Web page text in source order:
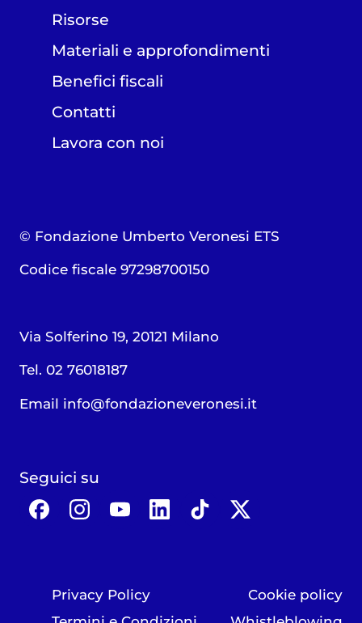
Risorse
Materiali e approfondimenti
Benefici fiscali
Contatti
Lavora con noi
© Fondazione Umberto Veronesi ETS
Codice fiscale 97298700150
Via Solferino 19, 20121 Milano
Tel. 02 76018187
Email info@fondazioneveronesi.it
Seguici su
Privacy Policy
Cookie policy